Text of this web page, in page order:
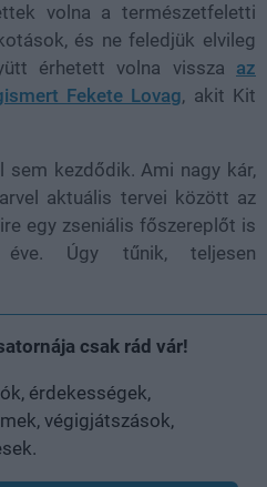
volna a természetfeletti
és ne feledjük elvileg
érhetett volna vissza az
Fekete Lovag, akit Kit
kezdődik. Ami nagy kár,
aktuális tervei között az
egy zseniális főszereplőt is
Úgy tűnik, teljesen
csak rád vár!
érdekességek,
végigjátszások,